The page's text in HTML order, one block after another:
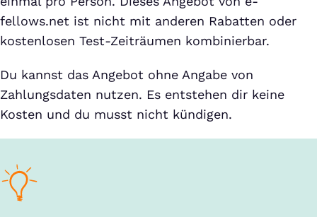
fellows.net ist nicht mit anderen Rabatten oder
kostenlosen Test-Zeiträumen kombinierbar.
Du kannst das Angebot ohne Angabe von
Zahlungsdaten nutzen. Es entstehen dir keine
Kosten und du musst nicht kündigen.